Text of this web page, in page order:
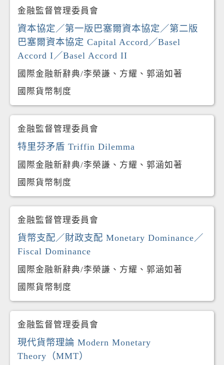
金融監督管理委員會
資本協定／第一版巴塞爾資本協定／第二版
巴塞爾資本協定 Capital Accord／Basel
Accord I／Basel Accord II
國際金融新辭典/李榮謙、方耀、郭涵如著
國際貨幣制度
金融監督管理委員會
特里芬矛盾 Triffin Dilemma
國際金融新辭典/李榮謙、方耀、郭涵如著
國際貨幣制度
金融監督管理委員會
貨幣支配／財政支配 Monetary Dominance／
Fiscal Dominance
國際金融新辭典/李榮謙、方耀、郭涵如著
國際貨幣制度
金融監督管理委員會
現代貨幣理論 Modern Monetary
Theory（MMT）